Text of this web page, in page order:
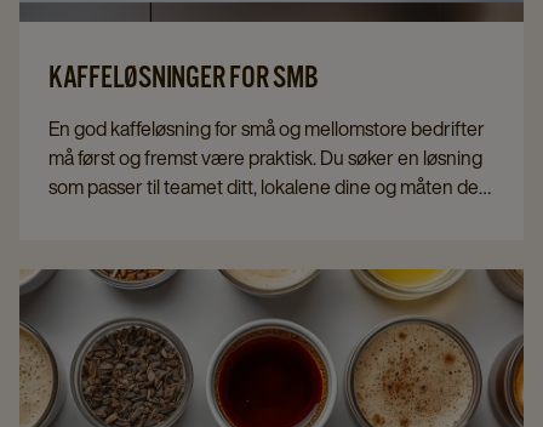
KAFFELØSNINGER FOR SMB
En god kaffeløsning for små og mellomstore bedrifter
må først og fremst være praktisk. Du søker en løsning
som passer til teamet ditt, lokalene dine og måten det
driftssikre, enkle å bruke og som passer til den daglige
praksisen